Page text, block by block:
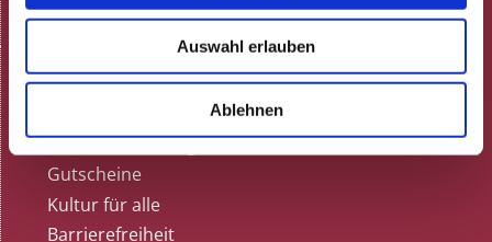
Auswahl erlauben
Ablehnen
Termine
Kartenvorverkauf
Tischreservierung
Gutscheine
Kultur für alle
Barrierefreiheit